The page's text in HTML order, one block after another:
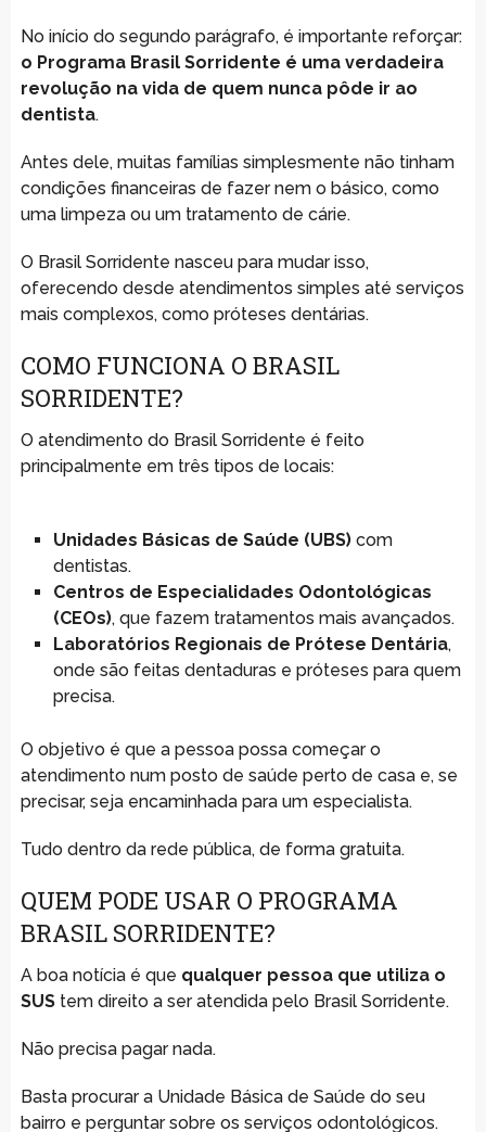
No início do segundo parágrafo, é importante reforçar:
o Programa Brasil Sorridente é uma verdadeira
revolução na vida de quem nunca pôde ir ao
dentista.
Antes dele, muitas famílias simplesmente não tinham
condições financeiras de fazer nem o básico, como
uma limpeza ou um tratamento de cárie.
O Brasil Sorridente nasceu para mudar isso,
oferecendo desde atendimentos simples até serviços
mais complexos, como próteses dentárias.
COMO FUNCIONA O BRASIL
SORRIDENTE?
O atendimento do Brasil Sorridente é feito
principalmente em três tipos de locais:
Unidades Básicas de Saúde (UBS)com
dentistas.
Centros de Especialidades Odontológicas
(CEOs), que fazem tratamentos mais avançados.
Laboratórios Regionais de Prótese Dentária,
onde são feitas dentaduras e próteses para quem
precisa.
O objetivo é que a pessoa possa começar o
atendimento num posto de saúde perto de casa e, se
precisar, seja encaminhada para um especialista.
Tudo dentro da rede pública, de forma gratuita.
QUEM PODE USAR O PROGRAMA
BRASIL SORRIDENTE?
A boa notícia é que qualquer pessoa que utiliza o
SUStem direito a ser atendida pelo Brasil Sorridente.
Não precisa pagar nada.
Basta procurar a Unidade Básica de Saúde do seu
bairro e perguntar sobre os serviços odontológicos.